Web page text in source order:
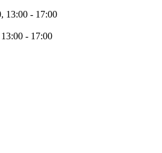
13:00 - 17:00
- 17:00